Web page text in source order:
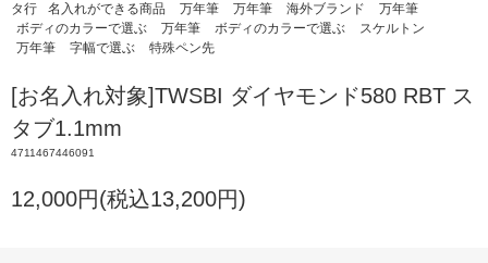
タ行 名入れができる商品 万年筆 万年筆 海外ブランド
万年筆
ボディのカラーで選ぶ
万年筆 ボディのカラーで選ぶ
スケルトン
万年筆
字幅で選ぶ 特殊ペン先
[お名入れ対象]TWSBI ダイヤモンド580 RBT ス
タブ1.1mm
4711467446091
12,000円(税込13,200円)